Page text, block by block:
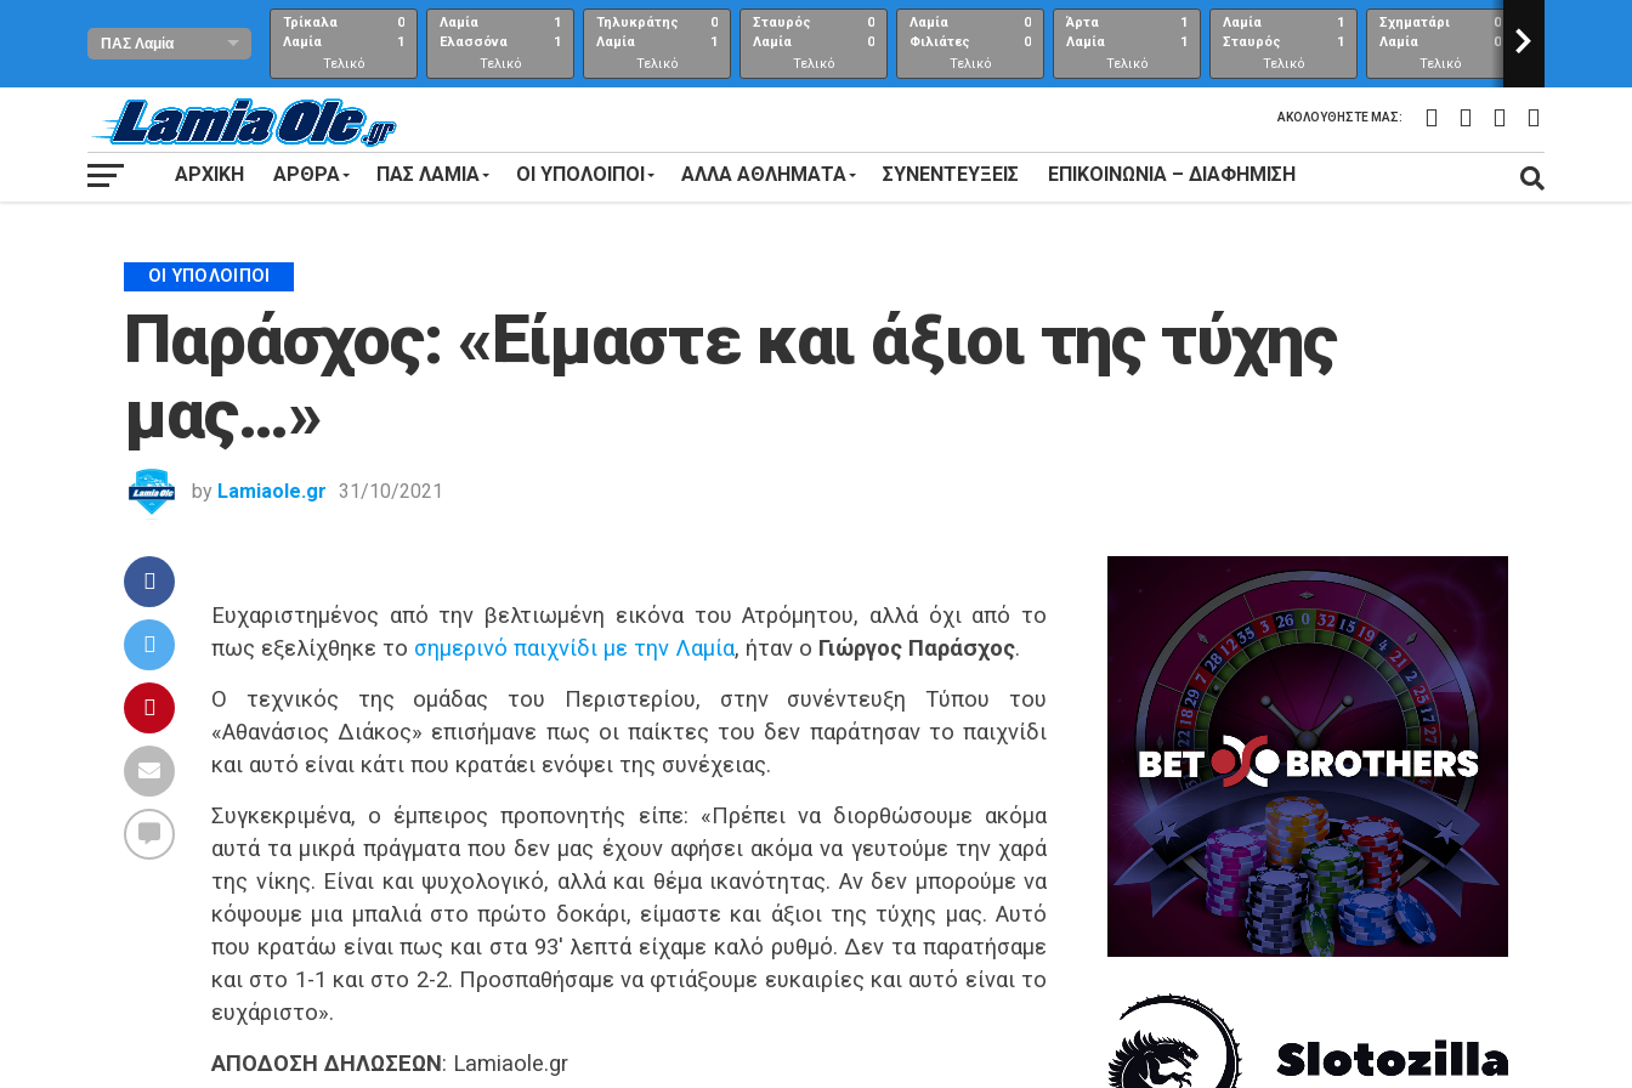
Τρίκαλα
Λαμία
0
1
Τελικό
αποτέλεσμα
Λαμία
Ελασσόνα
1
1
Τελικό
Αποτέλεσμα
Τηλυκράτης
Λαμία
0
1
Τελικό
αποτέλεσμα
Σταυρός
Λαμία
0
0
Τελικό
αποτέλεσμα
Λαμία
Φιλιάτες
0
0
Τελικό
Αποτέλεσμα
Άρτα
Λαμία
1
1
Τελικό
αποτέλεσμα
Λαμία
Σταυρός
1
1
Τελικό
αποτέλεσμα
Σχηματάρι
Λαμία
0
0
Τελικό
αποτέλεσμα
>
ΑΚΟΛΟΥΘΉΣΤΕ ΜΑΣ:
ΑΡΧΙΚΗ ΑΡΘΡΑ ΠΑΣ ΛΑΜΙΑ ΟΙ ΥΠΟΛΟΙΠΟΙ ΑΛΛΑ ΑΘΛΗΜΑΤΑ ΣΥΝΕΝΤΕΎΞΕΙΣ ΕΠΙΚΟΙΝΩΝΊΑ – ΔΙΑΦΉΜΙΣΗ
ΟΙ ΥΠΌΛΟΙΠΟΙ
Παράσχος: «Είμαστε και άξιοι της τύχης
μας…»
by Lamiaole.gr 31/10/2021
Ευχαριστημένος από την βελτιωμένη εικόνα του Ατρόμητου, αλλά όχι από το
πως εξελίχθηκε το σημερινό παιχνίδι με την Λαμία, ήταν ο Γιώργος Παράσχος.
Ο τεχνικός της ομάδας του Περιστερίου, στην συνέντευξη Τύπου του
«Αθανάσιος Διάκος» επισήμανε πως οι παίκτες του δεν παράτησαν το παιχνίδι
και αυτό είναι κάτι που κρατάει ενόψει της συνέχειας.
Συγκεκριμένα, ο έμπειρος προπονητής είπε: «Πρέπει να διορθώσουμε ακόμα
αυτά τα μικρά πράγματα που δεν μας έχουν αφήσει ακόμα να γευτούμε την χαρά
της νίκης. Είναι και ψυχολογικό, αλλά και θέμα ικανότητας. Αν δεν μπορούμε να
κόψουμε μια μπαλιά στο πρώτο δοκάρι, είμαστε και άξιοι της τύχης μας. Αυτό
που κρατάω είναι πως και στα 93′ λεπτά είχαμε καλό ρυθμό. Δεν τα παρατήσαμε
και στο 1-1 και στο 2-2. Προσπαθήσαμε να φτιάξουμε ευκαιρίες και αυτό είναι το
ευχάριστο».
ΑΠΟΔΟΣΗ ΔΗΛΩΣΕΩΝ: Lamiaole.gr